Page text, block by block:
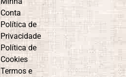
Conta
Política de
Privacidade
Política de
Cookies
Termos e